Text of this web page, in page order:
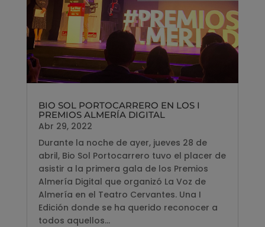
BIO SOL PORTOCARRERO EN LOS I
PREMIOS ALMERÍA DIGITAL
Abr 29, 2022
Durante la noche de ayer, jueves 28 de
abril, Bio Sol Portocarrero tuvo el placer de
asistir a la primera gala de los Premios
Almería Digital que organizó La Voz de
Almería en el Teatro Cervantes. Una I
Edición donde se ha querido reconocer a
todos aquellos...